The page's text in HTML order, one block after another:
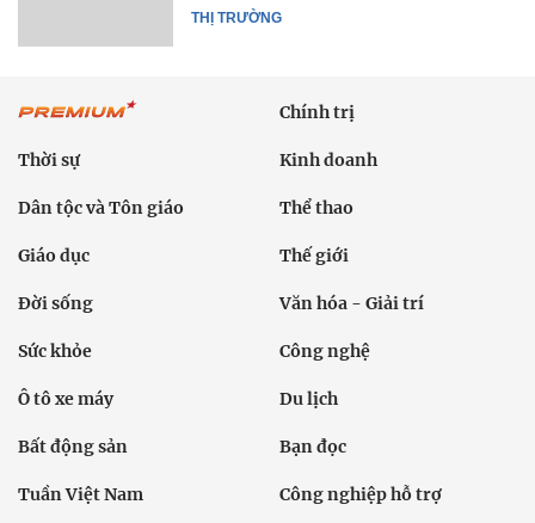
THỊ TRƯỜNG
Chính trị
Thời sự Kinh doanh
Dân tộc và Tôn giáo Thể thao
Giáo dục Thế giới
Đời sống Văn hóa - Giải trí
Sức khỏe Công nghệ
Ô tô xe máy Du lịch
Bất động sản Bạn đọc
Tuần Việt Nam Công nghiệp hỗ trợ